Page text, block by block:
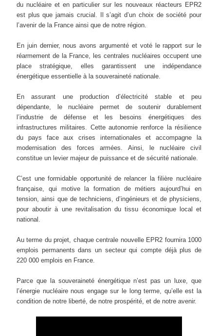
du nucléaire et en particulier sur les nouveaux réacteurs EPR2
est plus que jamais crucial. Il s’agit d’un choix de société pour
l’avenir de la France ainsi que de notre région.
En juin dernier, nous avons argumenté et voté le rapport sur le
réarmement de la France, les centrales nucléaires occupent une
place stratégique, elles garantissent une indépendance
énergétique essentielle à la souveraineté nationale.
En assurant une production d’électricité stable et peu
dépendante, le nucléaire permet de soutenir durablement
l’industrie de défense et les besoins énergétiques des
infrastructures militaires. Cette autonomie renforce la résilience
du pays face aux crises internationales et accompagne la
modernisation des forces armées. Ainsi, le nucléaire civil
constitue un levier majeur de puissance et de sécurité nationale.
C’est une formidable opportunité de relancer la filière nucléaire
française, qui motive la formation de métiers aujourd’hui en
tension, ainsi que de techniciens, d’ingénieurs et de physiciens,
pour aboutir à une revitalisation du tissu économique local et
national.
Au terme du projet, chaque centrale nouvelle EPR2 fournira 1000
emplois permanents dans un secteur qui compte déjà plus de
220 000 emplois en France.
Parce que la souveraineté énergétique n’est pas un luxe, que
l’énergie nucléaire nous engage sur le long terme, qu’elle est la
condition de notre liberté, de notre prospérité, et de notre avenir.